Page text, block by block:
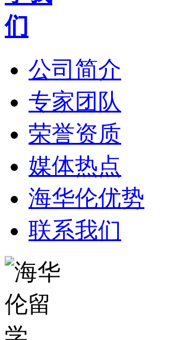
公司简介
专家团队
荣誉资质
媒体热点
海华伦优势
联系我们